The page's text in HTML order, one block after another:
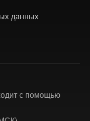
данных
с помощью